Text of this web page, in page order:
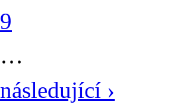
9
…
následující ›